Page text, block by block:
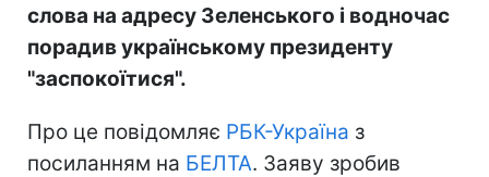
слова на адресу Зеленського і водночас
порадив українському президенту
"заспокоїтися".
Про це повідомляє РБК-Україна з
посиланням на БЕЛТА. Заяву зробив